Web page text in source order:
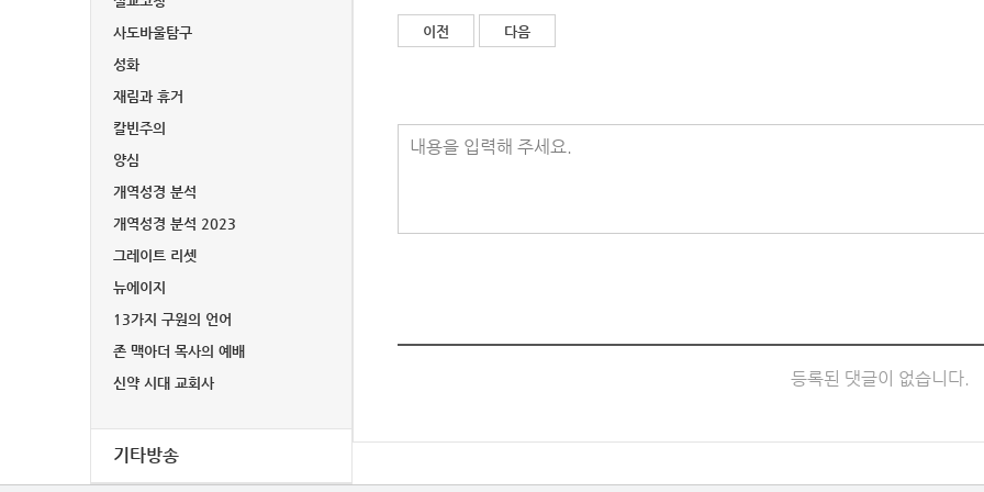
사도바울탐구
성화
재림과 휴거
칼빈주의
양심
개역성경 분석
개역성경 분석 2023
그레이트 리셋
뉴에이지
13가지 구원의 언어
존 맥아더 목사의 예배
신약 시대 교회사
기타방송
이전 다음
내용을 입력해 주세요.
등록된 댓글이 없습니다.